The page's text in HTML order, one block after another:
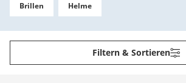
Brillen Helme
Filtern & Sortieren